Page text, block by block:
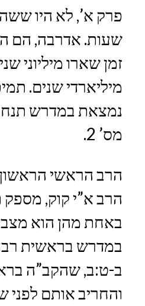
שעות. אדרבה, הם
זמן שארו מיליוני
מיליארדי שנים.
נמצאת במדרש
מס’ 2.
הרב הראשי
הרב א”י קוק, מספק
באחת מהן הוא
במדרש בראשית
ב-ט:ב, שהקב”ה
והחריב אותם